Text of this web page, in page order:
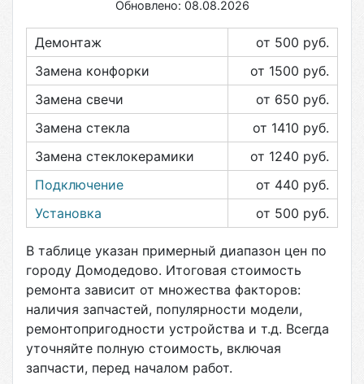
Обновлено: 08.08.2026
Демонтаж от 500 руб.
Замена конфорки
от 1500 руб.
Замена свечи
от 650 руб.
Замена стекла
от 1410 руб.
Замена стеклокерамики
от 1240 руб.
Подключение
от 440 руб.
Установка
от 500 руб.
В таблице указан примерный диапазон цен по
городу Домодедово. Итоговая стоимость
ремонта зависит от множества факторов:
наличия запчастей, популярности модели,
ремонтопригодности устройства и т.д. Всегда
уточняйте полную стоимость, включая
запчасти, перед началом работ.